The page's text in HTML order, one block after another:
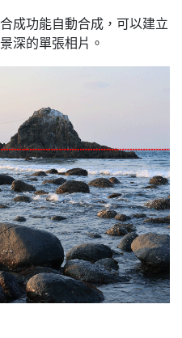
成功能自動合成，可以建立
深的單張相片。